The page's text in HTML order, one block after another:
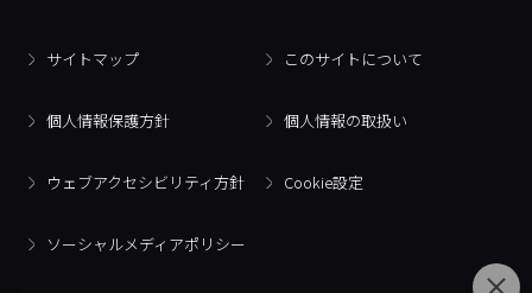
サイトマップ このサイトについて
個人情報保護方針 個人情報の取扱い
ウェブアクセシビリティ方針 Cookie設定
ソーシャルメディアポリシー